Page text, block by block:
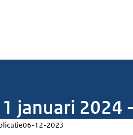
januari 2024
06-12-2023